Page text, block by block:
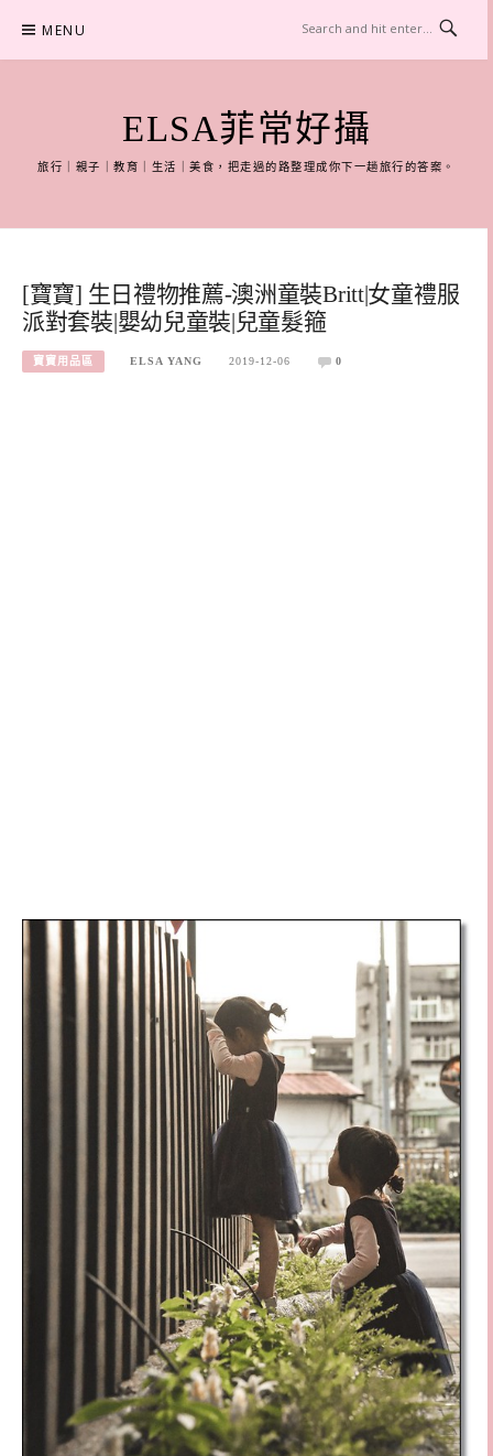
content
MENU
ELSA菲常好攝
旅行｜親子｜教育｜生活｜美食，把走過的路整理成你下一趟旅行的答案。
[寶寶] 生日禮物推薦-澳洲童裝Britt|女童禮服
派對套裝|嬰幼兒童裝|兒童髮箍
寶寶用品區 ELSA YANG 2019-12-06 0